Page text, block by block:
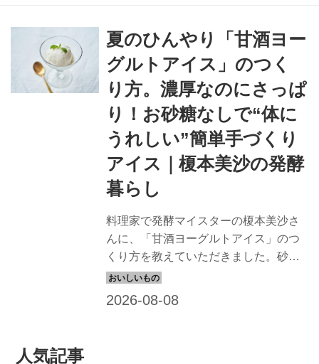
いておくと、さらに追熟しておいしく
なります。 （『自然菜園の台所レシ
ピ』より）
夏のひんやり「甘酒ヨー
グルトアイス」のつく
り方。濃厚なのにさっぱ
り！お砂糖なしで“体に
うれしい”簡単手づくり
アイス｜榎本美沙の発酵
暮らし
料理家で発酵マイスターの榎本美沙さ
んに、「甘酒ヨーグルトアイス」のつ
くり方を教えていただきました。砂糖
の代わりに甘酒を使ったアイスはやさ
人気記事